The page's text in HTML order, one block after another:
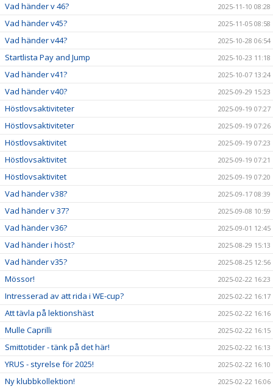
Vad händer v 46? 2025-11-10 08:28
Vad händer v45? 2025-11-05 08:58
Vad händer v44? 2025-10-28 06:54
Startlista Pay and Jump 2025-10-23 11:18
Vad händer v41? 2025-10-07 13:24
Vad händer v40? 2025-09-29 15:23
Höstlovsaktiviteter 2025-09-19 07:27
Höstlovsaktiviteter 2025-09-19 07:26
Höstlovsaktivitet 2025-09-19 07:23
Höstlovsaktivitet 2025-09-19 07:21
Höstlovsaktivitet 2025-09-19 07:20
Vad händer v38? 2025-09-17 08:39
Vad händer v 37? 2025-09-08 10:59
Vad händer v36? 2025-09-01 12:45
Vad händer i höst? 2025-08-29 15:13
Vad händer v35? 2025-08-25 12:56
Mössor! 2025-02-22 16:23
Intresserad av att rida i WE-cup? 2025-02-22 16:17
Att tävla på lektionshäst 2025-02-22 16:16
Mulle Caprilli 2025-02-22 16:15
Smittotider - tänk på det här! 2025-02-22 16:13
YRUS - styrelse för 2025! 2025-02-22 16:10
Ny klubbkollektion! 2025-02-22 16:06